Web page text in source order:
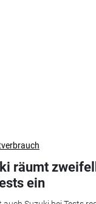
räumt
ein